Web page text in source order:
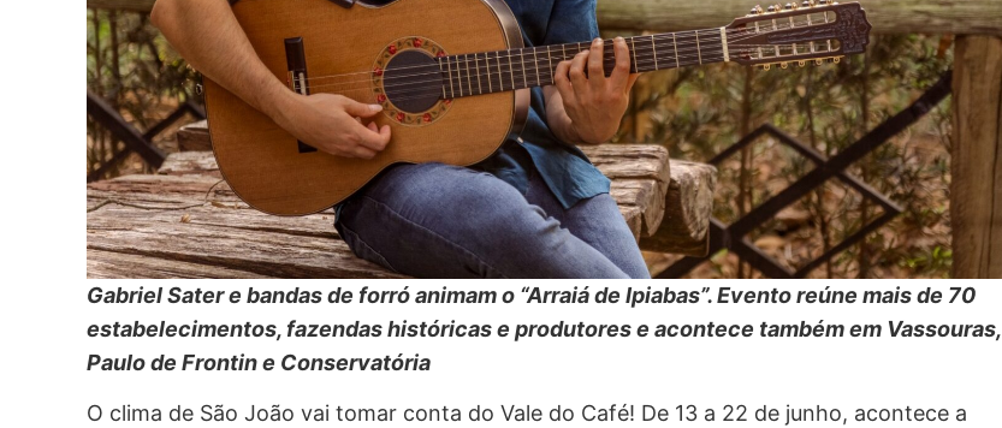
Gabriel Sater e bandas de forró animam o “Arraiá de Ipiabas”. Evento reúne mais de 70
estabelecimentos, fazendas históricas e produtores e acontece também em Vassouras,
Paulo de Frontin e Conservatória
O clima de São João vai tomar conta do Vale do Café! De 13 a 22 de junho, acontece a